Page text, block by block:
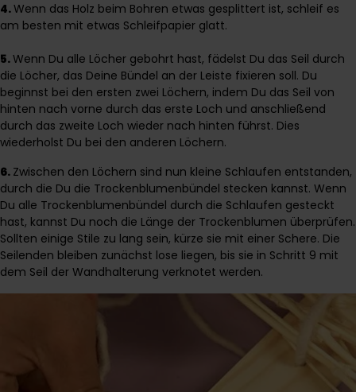
4.Wenn das Holz beim Bohren etwas gesplittert ist, schleif es
am besten mit etwas Schleifpapier glatt.
5.Wenn Du alle Löcher gebohrt hast, fädelst Du das Seil durch
die Löcher, das Deine Bündel an der Leiste fixieren soll. Du
beginnst bei den ersten zwei Löchern, indem Du das Seil von
hinten nach vorne durch das erste Loch und anschließend
durch das zweite Loch wieder nach hinten führst. Dies
wiederholst Du bei den anderen Löchern.
6. Zwischen den Löchern sind nun kleine Schlaufen entstanden,
durch die Du die Trockenblumenbündel stecken kannst. Wenn
Du alle Trockenblumenbündel durch die Schlaufen gesteckt
hast, kannst Du noch die Länge der Trockenblumen überprüfen.
Sollten einige Stile zu lang sein, kürze sie mit einer Schere. Die
Seilenden bleiben zunächst lose liegen, bis sie in Schritt 9 mit
dem Seil der Wandhalterung verknotet werden.